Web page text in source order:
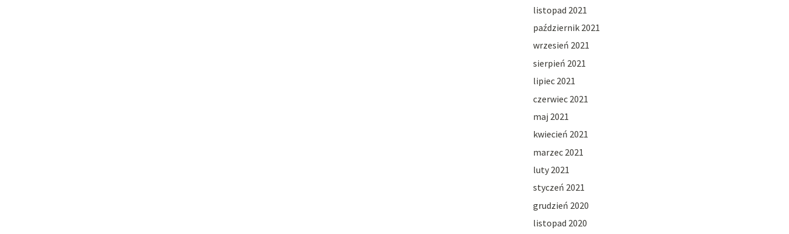
listopad 2021
październik 2021
wrzesień 2021
sierpień 2021
lipiec 2021
czerwiec 2021
maj 2021
kwiecień 2021
marzec 2021
luty 2021
styczeń 2021
grudzień 2020
listopad 2020